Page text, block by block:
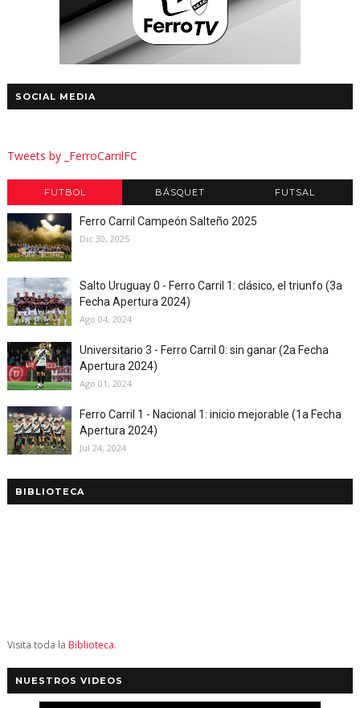
SOCIAL MEDIA
Tweets by _FerroCarrilFC
FUTBOL BÁSQUET FUTSAL
Ferro Carril Campeón Salteño 2025
Dic 30, 2025
Salto Uruguay 0 - Ferro Carril 1: clásico, el triunfo (3a
Fecha Apertura 2024)
Ago 04, 2024
Universitario 3 - Ferro Carril 0: sin ganar (2a Fecha
Apertura 2024)
Ago 01, 2024
Ferro Carril 1 - Nacional 1: inicio mejorable (1a Fecha
Apertura 2024)
Jul 24, 2024
BIBLIOTECA
Visita toda la Biblioteca.
NUESTROS VIDEOS